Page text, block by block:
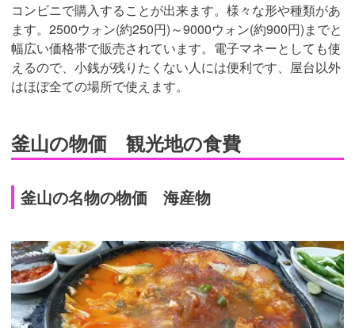
コンビニで購入することが出来ます。様々な形や種類があ
ます。2500ウォン(約250円)～9000ウォン(約900円)までと
幅広い価格帯で販売されています。電子マネーとしても使
えるので、小銭が残りたくない人には便利です、屋台以外
はほぼ全ての場所で使えます。
釜山の物価 観光地の食費
釜山の名物の物価 海産物